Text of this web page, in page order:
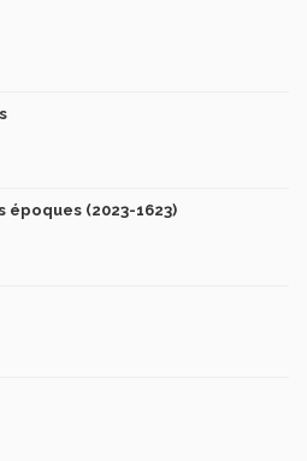
époques (2023-1623)